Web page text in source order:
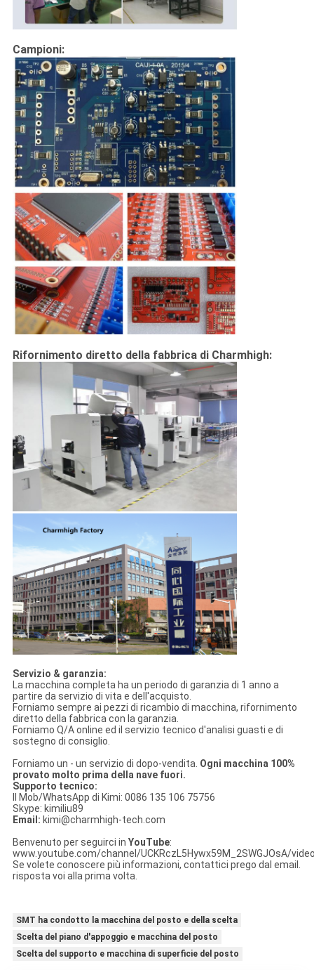
Campioni:
Rifornimento diretto della fabbrica di Charmhigh:
Servizio & garanzia:
La macchina completa ha un periodo di garanzia di 1 anno a
partire da servizio di vita e dell'acquisto.
Forniamo sempre ai pezzi di ricambio di macchina, rifornimento
diretto della fabbrica con la garanzia.
Forniamo Q/A online ed il servizio tecnico d'analisi guasti e di
sostegno di consiglio.
Forniamo un - un servizio di dopo-vendita. Ogni macchina 100%
provato molto prima della nave fuori.
Supporto tecnico:
Il Mob/WhatsApp di Kimi: 0086 135 106 75756
Skype: kimiliu89
Email: kimi@charmhigh-tech.com
Benvenuto per seguirci in YouTube:
www.youtube.com/channel/UCKRczL5Hywx59M_2SWGJOsA/
Se volete conoscere più informazioni, contattici prego dal email.
risposta voi alla prima volta.
SMT ha condotto la macchina del posto e della scelta
Scelta del piano d'appoggio e macchina del posto
Scelta del supporto e macchina di superficie del posto